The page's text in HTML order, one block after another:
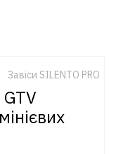
Завіси SILENTO PRO